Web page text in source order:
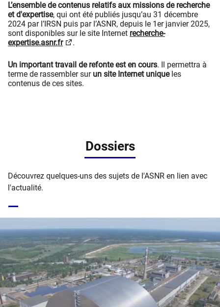
L’ensemble de contenus relatifs aux missions de recherche
et d'expertise, qui ont été publiés jusqu’au 31 décembre
2024 par l’IRSN puis par l’ASNR, depuis le 1er janvier 2025,
sont disponibles sur le site Internet recherche-
expertise.asnr.fr
.
Un important travail de refonte est en cours. Il permettra à
terme de rassembler sur un site Internet uniqueles
contenus de ces sites.
Dossiers
Découvrez quelques-uns des sujets de l'ASNR en lien avec
l'actualité.